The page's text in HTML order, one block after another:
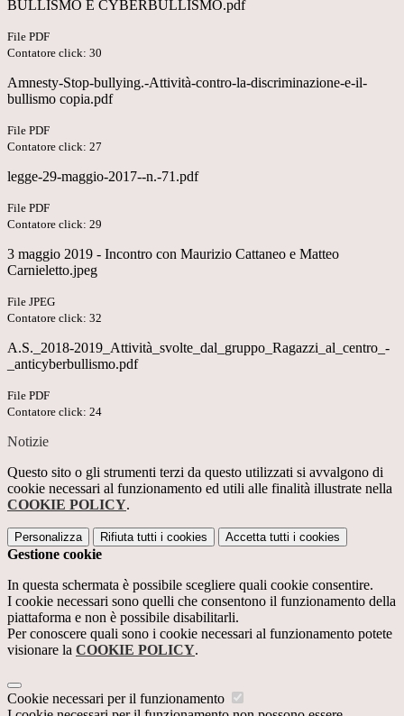
BULLISMO E CYBERBULLISMO.pdf
File PDF
Contatore click: 30
Amnesty-Stop-bullying.-Attività-contro-la-discriminazione-e-il-
bullismo copia.pdf
File PDF
Contatore click: 27
legge-29-maggio-2017--n.-71.pdf
File PDF
Contatore click: 29
3 maggio 2019 - Incontro con Maurizio Cattaneo e Matteo
Carnieletto.jpeg
File JPEG
Contatore click: 32
A.S._2018-2019_Attività_svolte_dal_gruppo_Ragazzi_al_centro_-
_anticyberbullismo.pdf
File PDF
Contatore click: 24
Notizie
Questo sito o gli strumenti terzi da questo utilizzati si avvalgono di
cookie necessari al funzionamento ed utili alle finalità illustrate nella
COOKIE POLICY.
Personalizza Rifiuta tutti i cookies Accetta tutti i cookies
Gestione cookie
In questa schermata è possibile scegliere quali cookie consentire.
I cookie necessari sono quelli che consentono il funzionamento della
piattaforma e non è possibile disabilitarli.
Per conoscere quali sono i cookie necessari al funzionamento potete
visionare la COOKIE POLICY.
Cookie necessari per il funzionamento